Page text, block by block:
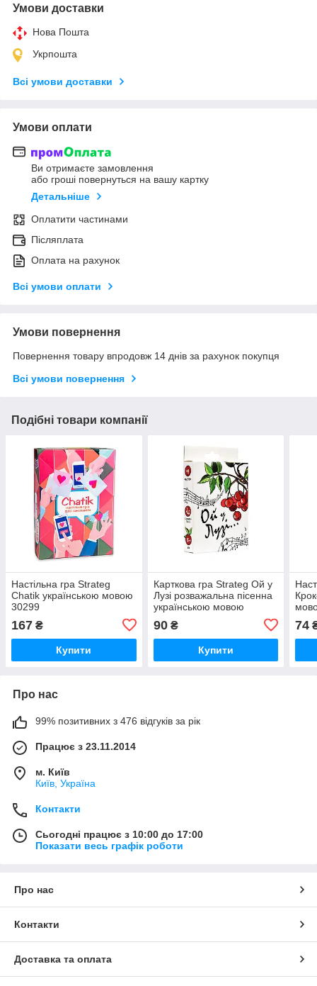
Умови доставки
Нова Пошта
Укрпошта
Всі умови доставки
Умови оплати
Ви отримаєте замовлення
або гроші повернуться на вашу картку
Детальніше
Оплатити частинами
Післяплата
Оплата на рахунок
Всі умови оплати
Умови повернення
Повернення товару впродовж 14 днів за рахунок покупця
Всі умови повернення
Подібні товари компанії
Настільна гра Strateg
Chatik українською мовою
30299
167 ₴
Купити
Карткова гра Strateg Ой у
Лузі розважальна пісенна
українською мовою
90₴
Купити
74
Про нас
99% позитивних з 476 відгуків за рік
Працює з 23.11.2014
м. Київ
Київ, Україна
Контакти
Сьогодні працює з 10:00 до 17:00
Показати весь графік роботи
Про нас
Контакти
Доставка та оплата